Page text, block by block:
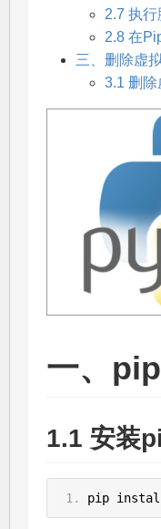
2.7 执行
2.8 在
三、删除虚
3.1 删除
一、
1.1 安装
pip